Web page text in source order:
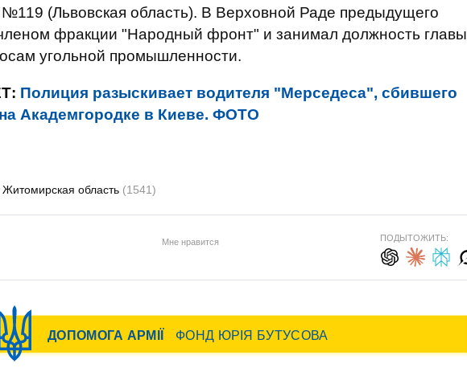
(Львовская область). В Верховной Раде предыдущего
фракции "Народный фронт" и занимал должность главы
угольной промышленности.
Полиция разыскивает водителя "Мерседеса", сбившего
Академгородке в Киеве. ФОТО
Житомирская область (1541)
Мне нравится ПОДЫТОЖИТЬ: